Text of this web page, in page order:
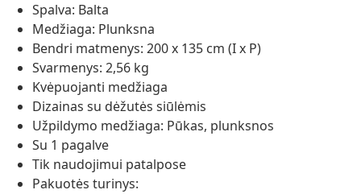
Spalva: Balta
Medžiaga: Plunksna
Bendri matmenys: 200 x 135 cm (I x P)
Svarmenys: 2,56 kg
Kvėpuojanti medžiaga
Dizainas su dėžutės siūlėmis
Užpildymo medžiaga: Pūkas, plunksnos
Su 1 pagalve
Tik naudojimui patalpose
Pakuotės turinys: